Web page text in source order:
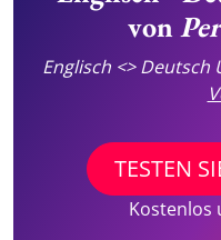
von
Englisch <> Deutsch
TESTEN
Kostenlos